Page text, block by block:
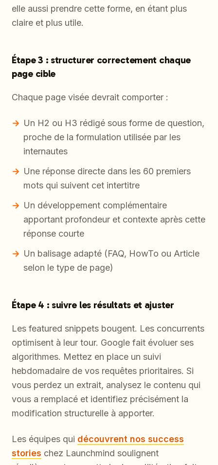
elle aussi prendre cette forme, en étant plus
claire et plus utile.
Étape 3 : structurer correctement chaque
page cible
Chaque page visée devrait comporter :
Un H2 ou H3 rédigé sous forme de question,
proche de la formulation utilisée par les
internautes
Une réponse directe dans les 60 premiers
mots qui suivent cet intertitre
Un développement complémentaire
apportant profondeur et contexte après cette
réponse courte
Un balisage adapté (FAQ, HowTo ou Article
selon le type de page)
Étape 4 : suivre les résultats et ajuster
Les featured snippets bougent. Les concurrents
optimisent à leur tour. Google fait évoluer ses
algorithmes. Mettez en place un suivi
hebdomadaire de vos requêtes prioritaires. Si
vous perdez un extrait, analysez le contenu qui
vous a remplacé et identifiez précisément la
modification structurelle à apporter.
Les équipes qui découvrent nos success
stories chez Launchmind soulignent